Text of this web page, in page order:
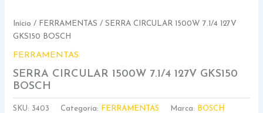
Início / FERRAMENTAS / SERRA CIRCULAR 1500W 7.1/4 127V
GKS150 BOSCH
FERRAMENTAS
SERRA CIRCULAR 1500W 7.1/4 127V GKS150
BOSCH
SKU: 3403 Categoria: FERRAMENTAS Marca: BOSCH